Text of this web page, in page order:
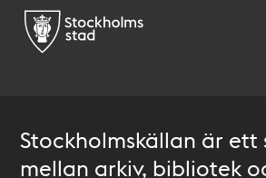
Stockholmskällan är ett
mellan arkiv, bibliotek